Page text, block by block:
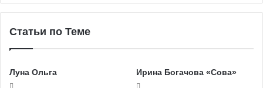
Статьи по Теме
Луна Ольга Ирина Богачова «Сова»